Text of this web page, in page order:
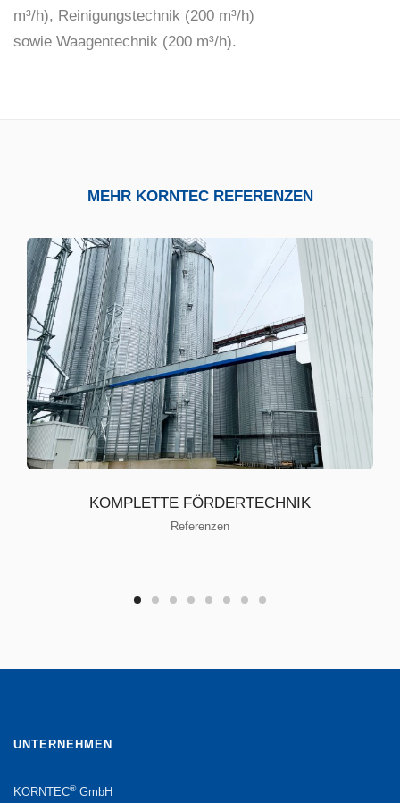
m³/h), Reinigungstechnik (200 m³/h)
sowie Waagentechnik (200 m³/h).
MEHR KORNTEC REFERENZEN
KOMPLETTE FÖRDERTECHNIK
Referenzen
UNTERNEHMEN
KORNTEC®GmbH